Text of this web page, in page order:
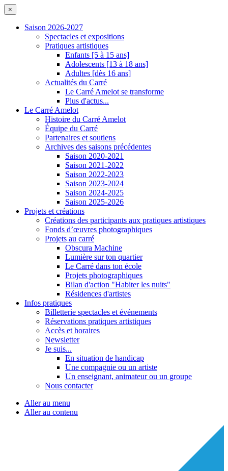
×
Saison 2026-2027
Spectacles et expositions
Pratiques artistiques
Enfants [5 à 15 ans]
Adolescents [13 à 18 ans]
Adultes [dès 16 ans]
Actualités du Carré
Le Carré Amelot se transforme
Plus d'actus...
Le Carré Amelot
Histoire du Carré Amelot
Équipe du Carré
Partenaires et soutiens
Archives des saisons précédentes
Saison 2020-2021
Saison 2021-2022
Saison 2022-2023
Saison 2023-2024
Saison 2024-2025
Saison 2025-2026
Projets et créations
Créations des participants aux pratiques artistiques
Fonds d’œuvres photographiques
Projets au carré
Obscura Machine
Lumière sur ton quartier
Le Carré dans ton école
Projets photographiques
Bilan d'action "Habiter les nuits"
Résidences d'artistes
Infos pratiques
Billetterie spectacles et événements
Réservations pratiques artistiques
Accès et horaires
Newsletter
Je suis...
En situation de handicap
Une compagnie ou un artiste
Un enseignant, animateur ou un groupe
Nous contacter
Aller au menu
Aller au contenu